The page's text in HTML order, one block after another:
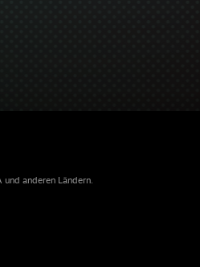
anderen Ländern.